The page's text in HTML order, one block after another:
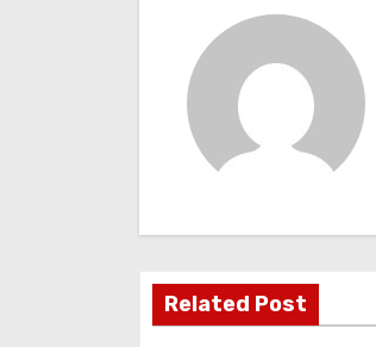
o
Related Post